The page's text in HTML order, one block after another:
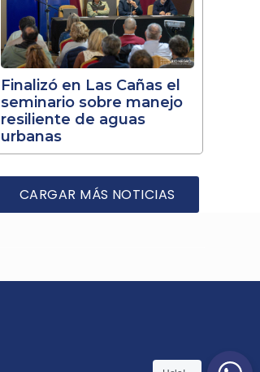
Finalizó en Las Cañas el
seminario sobre manejo
resiliente de aguas
urbanas
CARGAR MÁS NOTICIAS